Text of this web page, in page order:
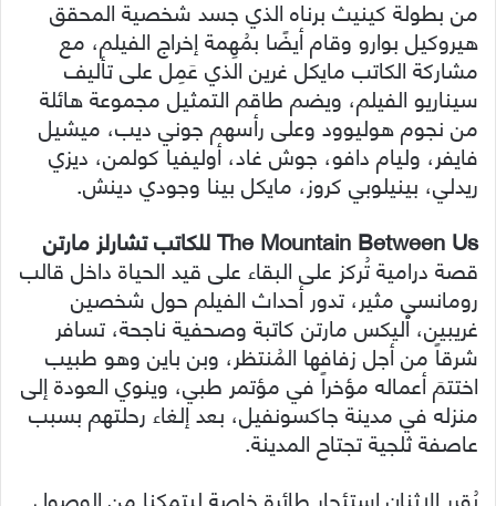
من بطولة كينيث برناه الذي جسد شخصية المحقق
هيروكيل بوارو وقام أيضًا بمُهِمة إخراج الفيلم، مع
مشاركة الكاتب مايكل غرين الذي عَمِل على تأليف
سيناريو الفيلم، ويضم طاقم التمثيل مجموعة هائلة
من نجوم هوليوود وعلى رأسهم جوني ديب، ميشيل
فايفر، وليام دافو، جوش غاد، أوليفيا كولمن، ديزي
ريدلي، بينيلوبي كروز، مايكل بينا وجودي دينش.
The Mountain Between Us للكاتب تشارلز مارتن
قصة درامية تُركز على البقاء على قيد الحياة داخل قالب
رومانسي مثير، تدور أحداث الفيلم حول شخصين
غريبين، أليكس مارتن كاتبة وصحفية ناجحة، تسافر
شرقاً من أجل زفافها المُنتظر، وبن باين وهو طبيب
اختتمَ أعماله مؤخراً في مؤتمر طبي، وينوي العودة إلى
منزله في مدينة جاكسونفيل، بعد إلغاء رحلتهم بسبب
عاصفة ثلجية تجتاح المدينة.
يُقرر الاثنان استئجار طائرة خاصة ليتمكنا من الوصول